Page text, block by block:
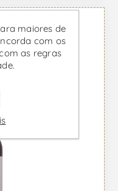
maiores de
com os
as regras